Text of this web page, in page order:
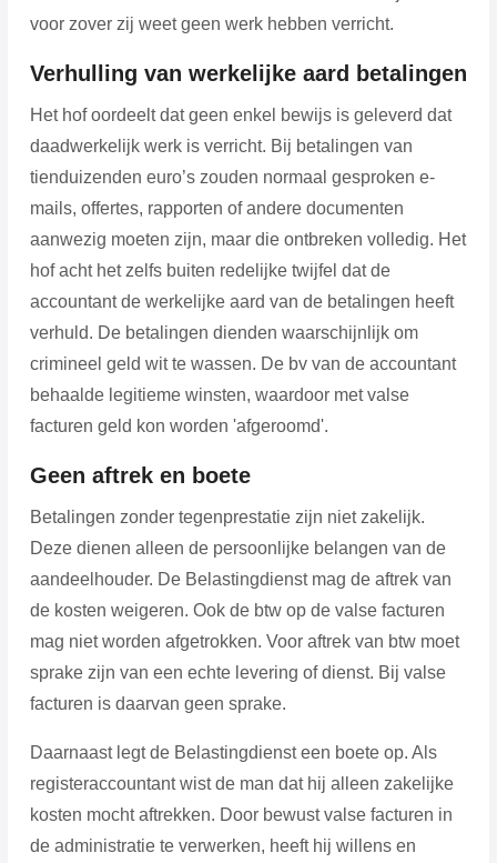
voor zover zij weet geen werk hebben verricht.
Verhulling van werkelijke aard betalingen
Het hof oordeelt dat geen enkel bewijs is geleverd dat
daadwerkelijk werk is verricht. Bij betalingen van
tienduizenden euro’s zouden normaal gesproken e-
mails, offertes, rapporten of andere documenten
aanwezig moeten zijn, maar die ontbreken volledig. Het
hof acht het zelfs buiten redelijke twijfel dat de
accountant de werkelijke aard van de betalingen heeft
verhuld. De betalingen dienden waarschijnlijk om
crimineel geld wit te wassen. De bv van de accountant
behaalde legitieme winsten, waardoor met valse
facturen geld kon worden 'afgeroomd'.
Geen aftrek en boete
Betalingen zonder tegenprestatie zijn niet zakelijk.
Deze dienen alleen de persoonlijke belangen van de
aandeelhouder. De Belastingdienst mag de aftrek van
de kosten weigeren. Ook de btw op de valse facturen
mag niet worden afgetrokken. Voor aftrek van btw moet
sprake zijn van een echte levering of dienst. Bij valse
facturen is daarvan geen sprake.
Daarnaast legt de Belastingdienst een boete op. Als
registeraccountant wist de man dat hij alleen zakelijke
kosten mocht aftrekken. Door bewust valse facturen in
de administratie te verwerken, heeft hij willens en